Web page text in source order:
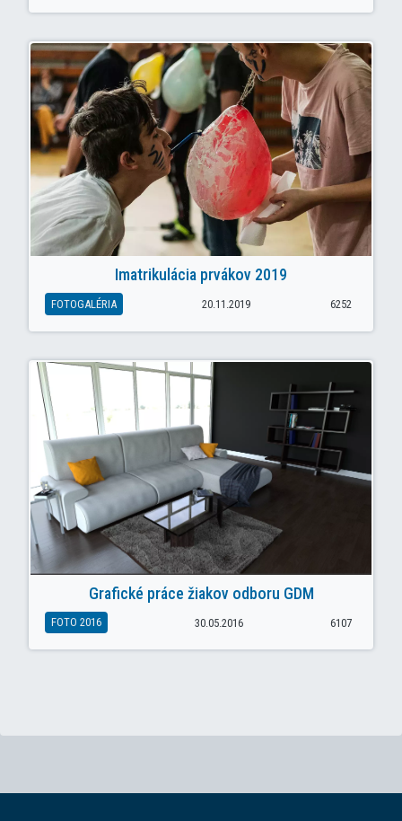
Imatrikulácia prvákov 2019
FOTOGALÉRIA 20.11.2019 6252
Grafické práce žiakov odboru GDM
FOTO 2016 30.05.2016 6107